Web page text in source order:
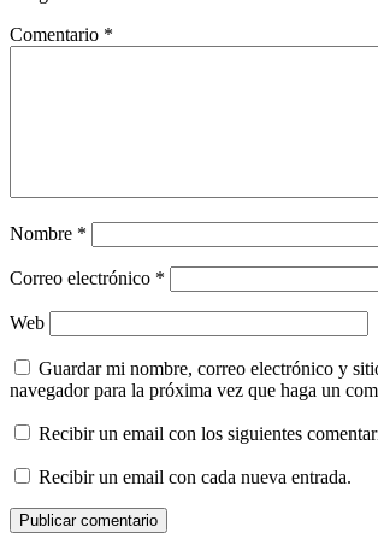
Comentario *
Nombre *
Correo electrónico *
Web
Guardar mi nombre, correo electrónico y
navegador para la próxima vez que haga un
Recibir un email con los siguientes
Recibir un email con cada nueva entrada.